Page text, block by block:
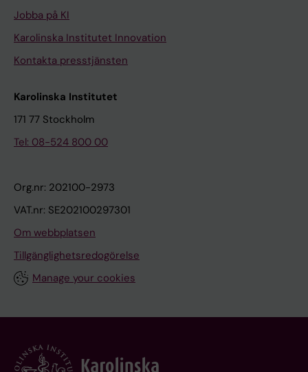
Jobba på KI
Karolinska Institutet Innovation
Kontakta presstjänsten
Karolinska Institutet
171 77 Stockholm
Tel: 08-524 800 00
Org.nr: 202100-2973
VAT.nr: SE202100297301
Om webbplatsen
Tillgänglighetsredogörelse
Manage your cookies